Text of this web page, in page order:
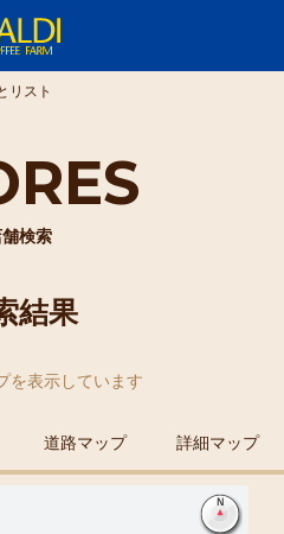
舗検索
リスト
結果
を表示しています
道路マップ 詳細マップ